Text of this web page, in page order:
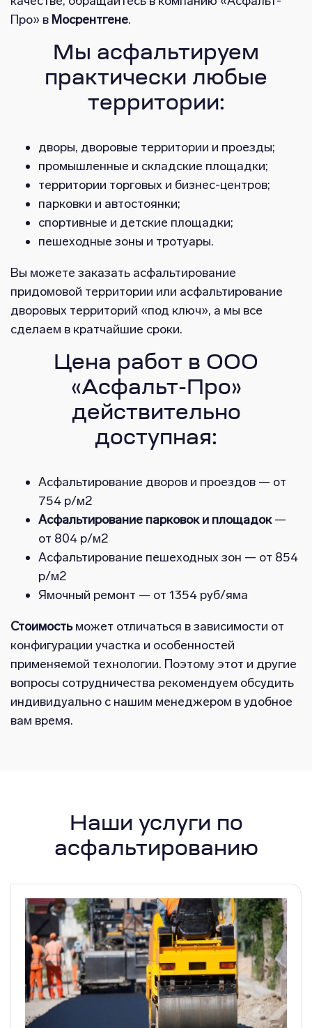
Про» в Мосрентгене.
Мы асфальтируем
практически любые
территории:
дворы, дворовые территории и проезды;
промышленные и складские площадки;
территории торговых и бизнес-центров;
парковки и автостоянки;
спортивные и детские площадки;
пешеходные зоны и тротуары.
Вы можете заказать асфальтирование
придомовой территории или асфальтирование
дворовых территорий «под ключ», а мы все
сделаем в кратчайшие сроки.
Цена работ в ООО
«Асфальт-Про»
действительно
доступная:
Асфальтирование дворов и проездов — от
754 р/м2
Асфальтирование парковок и площадок—
от 804 р/м2
Асфальтирование пешеходных зон — от 854
р/м2
Ямочный ремонт — от 1354 руб/яма
Стоимостьможет отличаться в зависимости от
конфигурации участка и особенностей
применяемой технологии. Поэтому этот и другие
вопросы сотрудничества рекомендуем обсудить
индивидуально с нашим менеджером в удобное
вам время.
Наши услуги по
асфальтированию